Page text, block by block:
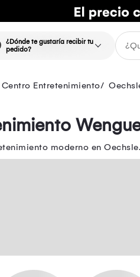
¿Dónde te gustaría recibir tu
pedido?
Centro Entretenimiento
moderno en